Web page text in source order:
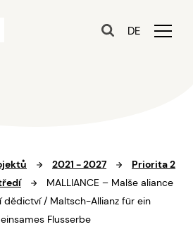
DE
2021 - 2027
Priorita 2
MALLIANCE – Malše aliance
dědictví / Maltsch-Allianz für ein
Flusserbe